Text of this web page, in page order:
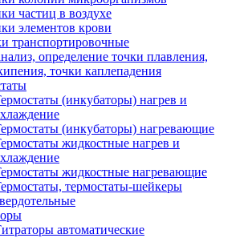
частиц в воздухе
элементов крови
транспортировочные
определение точки плавления,
точки каплепадения
(инкубаторы) нагрев и
(инкубаторы) нагревающие
жидкостные нагрев и
жидкостные нагревающие
термостаты-шейкеры
автоматические